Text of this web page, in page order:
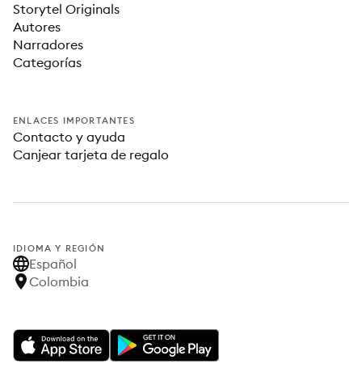
Storytel Originals
Autores
Narradores
Categorías
ENLACES IMPORTANTES
Contacto y ayuda
Canjear tarjeta de regalo
IDIOMA Y REGIÓN
Español
Colombia